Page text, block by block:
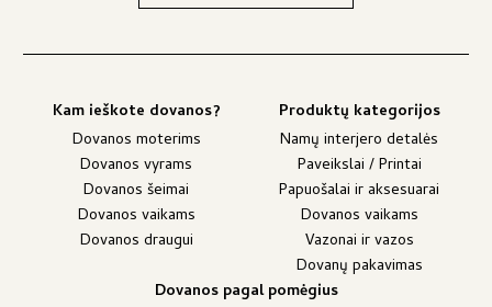
Kam ieškote dovanos?
Dovanos moterims
Dovanos vyrams
Dovanos šeimai
Dovanos vaikams
Dovanos draugui
Produktų kategorijos
Namų interjero detalės
Paveikslai / Printai
Papuošalai ir aksesuarai
Dovanos vaikams
Vazonai ir vazos
Dovanų pakavimas
Dovanos pagal pomėgius